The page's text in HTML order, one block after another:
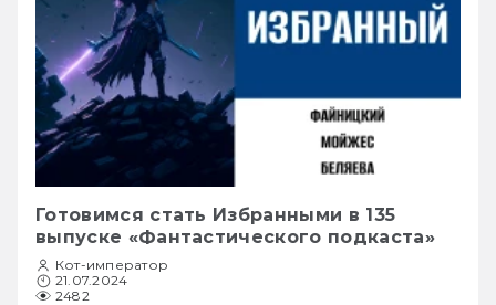
Готовимся стать Избранными в 135
выпуске «Фантастического подкаста»
Кот-император
21.07.2024
2482